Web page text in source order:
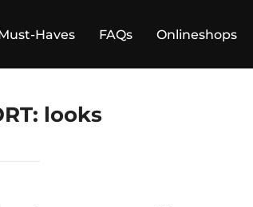
Haves FAQs Onlineshops
looks